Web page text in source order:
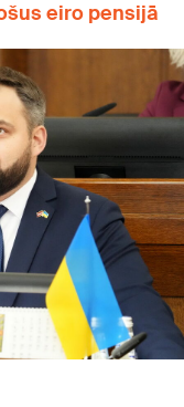
eiro pensijā